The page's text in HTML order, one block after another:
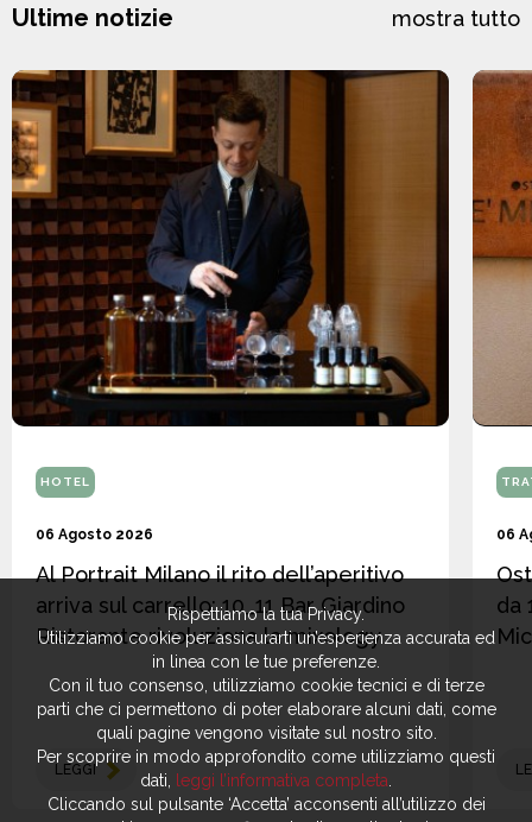
Ultime notizie mostra tutto
HOTEL
06 Agosto 2026
Al Portrait Milano il rito dell’aperitivo
arriva sul carrello: 10_11 Bar Giardino
Ristorante rivoluziona la mixology
LEGGI
06
da
Rispettiamo la tua Privacy.
Utilizziamo cookie per assicurarti un’esperienza accurata ed
in linea con le tue preferenze.
Con il tuo consenso, utilizziamo cookie tecnici e di terze
parti che ci permettono di poter elaborare alcuni dati, come
quali pagine vengono visitate sul nostro sito.
Per scoprire in modo approfondito come utilizziamo questi
dati,
leggi l’informativa completa
Cliccando sul pulsante ‘Accetta’ acconsenti all’utilizzo dei